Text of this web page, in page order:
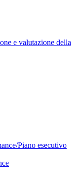
e valutazione della
Piano esecutivo